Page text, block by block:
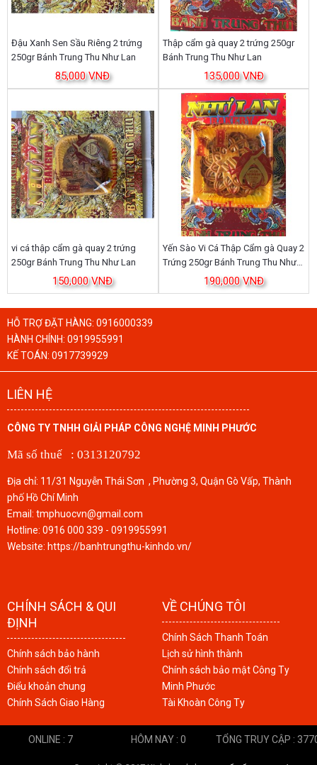
Đậu Xanh Sen Sầu Riêng 2 trứng
250gr Bánh Trung Thu Như Lan
85,000 VNĐ
Thập cẩm gà quay 2 trứng 250gr
Bánh Trung Thu Như Lan
135,000 VNĐ
vi cá thập cẩm gà quay 2 trứng
250gr Bánh Trung Thu Như Lan
150,000 VNĐ
Yến Sào Vi Cá Thập Cẩm gà Quay 2
Trứng 250gr Bánh Trung Thu Như
190,000 VNĐ
HỖ TRỢ ĐẶT HÀNG: 0916000339
HÀNH CHÍNH: 0919955991
KẾ TOÁN: 0917739929
LIÊN HỆ
CÔNG TY TNHH GIẢI PHÁP CÔNG NGHỆ MINH PHƯỚC
Mã số thuế : 0313120792
Địa chỉ: 11/31 Nguyễn Thái Sơn , Phường 3, Quận Gò Vấp, Thành
phố Hồ Chí Minh
Email: tmphuocvn@gmail.com
Hotline: 0916 000 339 - 0919955991
Website: https://banhtrungthu-kinhdo.vn/
CHÍNH SÁCH & QUI
ĐỊNH
Chính sách bảo hành
Chính sách đổi trả
Điểu khoản chung
Chính Sách Giao Hàng
VỀ CHÚNG TÔI
Chính Sách Thanh Toán
Lịch sử hình thành
Chính sách bảo mật Công Ty
Minh Phước
Tài Khoàn Công Ty
ONLINE : 7 HÔM NAY : 0 TỔNG TRUY CẬP :